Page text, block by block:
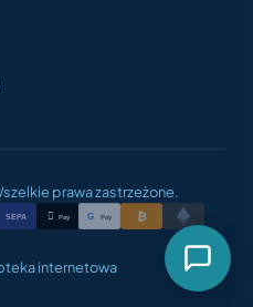
prawa zastrzeżone.
SEPA  Pay G Pay ₿
internetowa